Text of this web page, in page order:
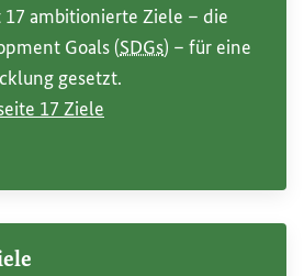
ambitionierte Ziele – die
Goals (SDGs) – für eine
gesetzt.
17 Ziele